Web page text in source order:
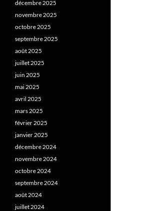
décembre 2025
novembre 2025
octobre 2025
septembre 2025
août 2025
juillet 2025
juin 2025
mai 2025
avril 2025
mars 2025
février 2025
janvier 2025
décembre 2024
novembre 2024
octobre 2024
septembre 2024
août 2024
juillet 2024